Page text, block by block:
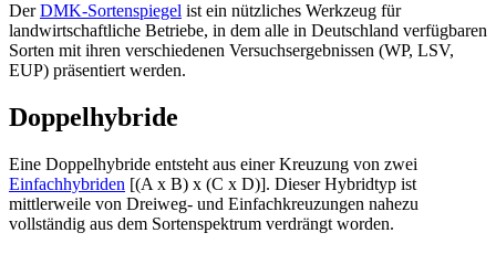
DerDMK-Sortenspiegel ist ein nützliches Werkzeug für
landwirtschaftliche Betriebe, in dem alle in Deutschland verfügbaren
Sorten mit ihren verschiedenen Versuchsergebnissen (WP, LSV,
EUP) präsentiert werden.
Doppelhybride
Eine Doppelhybride entsteht aus einer Kreuzung von zwei
Einfachhybriden [(A x B) x (C x D)]. Dieser Hybridtyp ist
mittlerweile von Dreiweg- und Einfachkreuzungen nahezu
vollständig aus dem Sortenspektrum verdrängt worden.